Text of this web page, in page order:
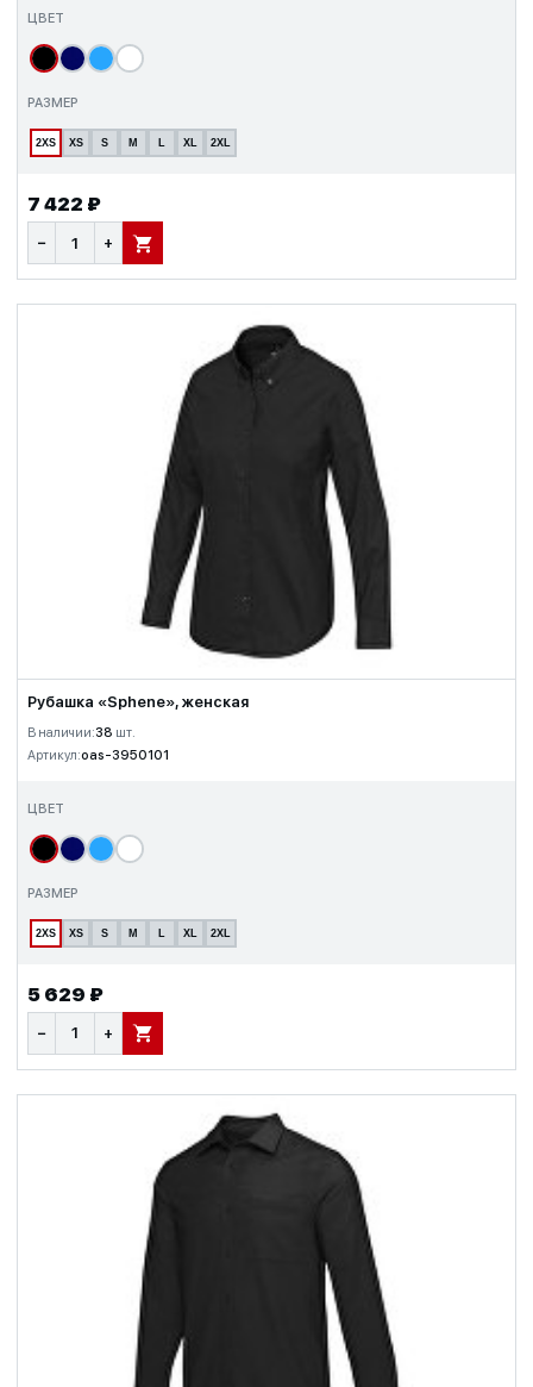
ЦВЕТ
РАЗМЕР
2XS XS S M L XL 2XL
7 422 ₽
− + В КОРЗИНУ
Рубашка «Sphene», женская
В наличии:38 шт.
Артикул:oas-3950101
ЦВЕТ
РАЗМЕР
2XS XS S M XL 2XL
5 629 ₽
− + В КОРЗИНУ